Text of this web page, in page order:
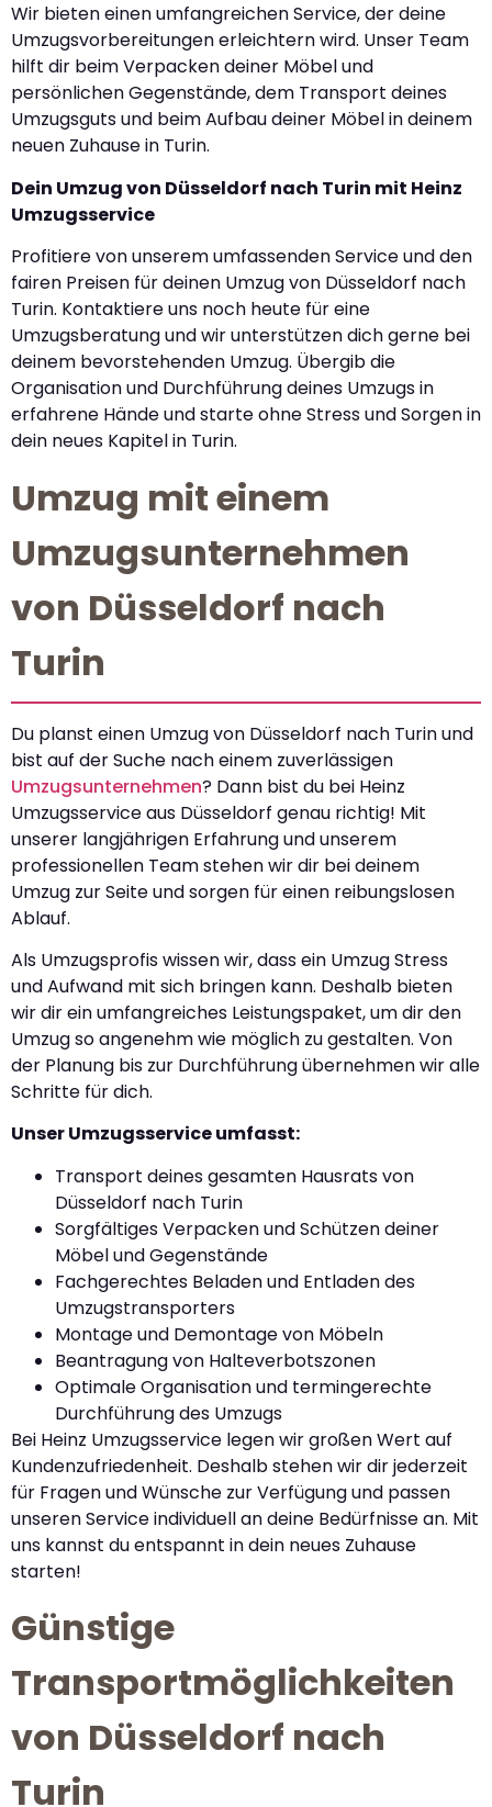
Wir bieten einen umfangreichen Service, der deine
Umzugsvorbereitungen erleichtern wird. Unser Team
hilft dir beim Verpacken deiner Möbel und
persönlichen Gegenstände, dem Transport deines
Umzugsguts und beim Aufbau deiner Möbel in deinem
neuen Zuhause in Turin.
Dein Umzug von Düsseldorf nach Turin mit Heinz
Umzugsservice
Profitiere von unserem umfassenden Service und den
fairen Preisen für deinen Umzug von Düsseldorf nach
Turin. Kontaktiere uns noch heute für eine
Umzugsberatung und wir unterstützen dich gerne bei
deinem bevorstehenden Umzug. Übergib die
Organisation und Durchführung deines Umzugs in
erfahrene Hände und starte ohne Stress und Sorgen in
dein neues Kapitel in Turin.
Umzug mit einem
Umzugsunternehmen
von Düsseldorf nach
Turin
Du planst einen Umzug von Düsseldorf nach Turin und
bist auf der Suche nach einem zuverlässigen
Umzugsunternehmen? Dann bist du bei Heinz
Umzugsservice aus Düsseldorf genau richtig! Mit
unserer langjährigen Erfahrung und unserem
professionellen Team stehen wir dir bei deinem
Umzug zur Seite und sorgen für einen reibungslosen
Ablauf.
Als Umzugsprofis wissen wir, dass ein Umzug Stress
und Aufwand mit sich bringen kann. Deshalb bieten
wir dir ein umfangreiches Leistungspaket, um dir den
Umzug so angenehm wie möglich zu gestalten. Von
der Planung bis zur Durchführung übernehmen wir alle
Schritte für dich.
Unser Umzugsservice umfasst:
Transport deines gesamten Hausrats von
Düsseldorf nach Turin
Sorgfältiges Verpacken und Schützen deiner
Möbel und Gegenstände
Fachgerechtes Beladen und Entladen des
Umzugstransporters
Montage und Demontage von Möbeln
Beantragung von Halteverbotszonen
Optimale Organisation und termingerechte
Durchführung des Umzugs
Bei Heinz Umzugsservice legen wir großen Wert auf
Kundenzufriedenheit. Deshalb stehen wir dir jederzeit
für Fragen und Wünsche zur Verfügung und passen
unseren Service individuell an deine Bedürfnisse an. Mit
uns kannst du entspannt in dein neues Zuhause
starten!
Günstige
Transportmöglichkeiten
von Düsseldorf nach
Turin